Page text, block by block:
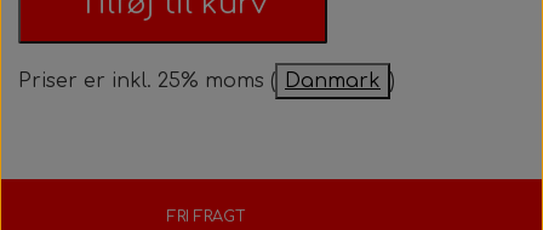
Priser er inkl. 25% moms ( Danmark )
FRI FRAGT